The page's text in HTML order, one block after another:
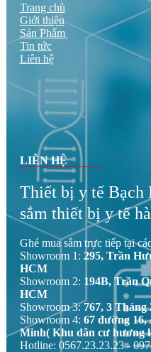
Trang chủ
Giới thiệu
Sản Phẩm
Tin tức
Liên hệ
LIÊN HỆ
Thiết bị y tế Bạch
sắm thiết bị y tế
Ghé mua sắm trực tiếp tại
Showroom 1: 295, Trần
HCM
Showroom 2: 194B, Trần
HCM
Showroom 3:767, 3 Tháng
Showroom 4: 67 đường
Minh( Khu dân cư hương
Hotline: 0567.23.23.23 -